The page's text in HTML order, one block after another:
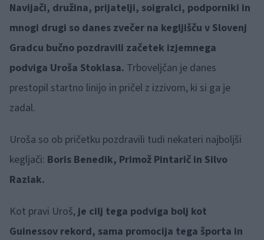
Navijači, družina, prijatelji, soigralci, podporniki in
mnogi drugi so danes zvečer na kegljišču v Slovenj
Gradcu bučno pozdravili začetek izjemnega
podviga Uroša Stoklasa. Trboveljčan je danes
prestopil startno linijo in pričel z izzivom, ki si ga je
zadal.
Uroša so ob pričetku pozdravili tudi nekateri najboljši
kegljači: Boris Benedik, Primož Pintarič in Silvo
Razlak.
Kot pravi Uroš,je cilj tega podviga bolj kot
Guinessov rekord, sama promocija tega športa in